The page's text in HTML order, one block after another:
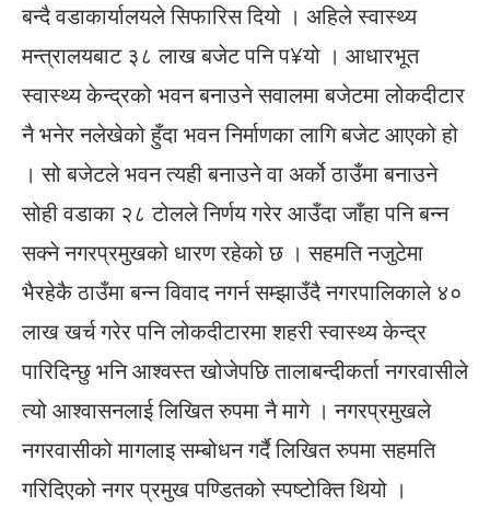
बन्दै वडाकार्यालयले सिफारिस दियो । अहिले स्वास्थ्य
मन्त्रालयबाट ३८ लाख बजेट पनि प¥यो । आधारभूत
स्वास्थ्य केन्द्रको भवन बनाउने सवालमा बजेटमा लोकदीटार
नै भनेर नलेखेको हुँदा भवन निर्माणका लागि बजेट आएको हो
। सो बजेटले भवन त्यही बनाउने वा अर्को ठाउँमा बनाउने
सोही वडाका २८ टोलले निर्णय गरेर आउँदा जाँहा पनि बन्न
सक्ने नगरप्रमुखको धारण रहेको छ । सहमति नजुटेमा
भैरहेकै ठाउँमा बन्न विवाद नगर्न सम्झाउँदै नगरपालिकाले ४०
लाख खर्च गरेर पनि लोकदीटारमा शहरी स्वास्थ्य केन्द्र
पारिदिन्छु भनि आश्वस्त खोजेपछि तालाबन्दीकर्ता नगरवासीले
त्यो आश्वासनलाई लिखित रुपमा नै मागे । नगरप्रमुखले
नगरवासीको मागलाइ सम्बोधन गर्दै लिखित रुपमा सहमति
गरिदिएको नगर प्रमुख पण्डितको स्पष्टोक्ति थियो ।